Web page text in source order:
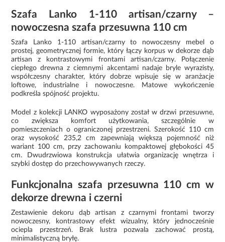
Szafa Lanko 1-110 artisan/czarny –
nowoczesna szafa przesuwna 110 cm
Szafa Lanko 1-110 artisan/czarny to nowoczesny mebel o
prostej, geometrycznej formie, który łączy korpus w dekorze dąb
artisan z kontrastowymi frontami artisan/czarny. Połączenie
ciepłego drewna z ciemnymi akcentami nadaje bryle wyrazisty,
współczesny charakter, który dobrze wpisuje się w aranżacje
loftowe, industrialne i nowoczesne. Matowe wykończenie
podkreśla spójność projektu.
Model z kolekcji LANKO wyposażony został w drzwi przesuwne,
co zwiększa komfort użytkowania, szczególnie w
pomieszczeniach o ograniczonej przestrzeni. Szerokość 110 cm
oraz wysokość 235,2 cm zapewniają większą pojemność niż
wariant 100 cm, przy zachowaniu kompaktowej głębokości 45
cm. Dwudrzwiowa konstrukcja ułatwia organizację wnętrza i
szybki dostęp do przechowywanych rzeczy.
Funkcjonalna szafa przesuwna 110 cm w
dekorze drewna i czerni
Zestawienie dekoru dąb artisan z czarnymi frontami tworzy
nowoczesny, kontrastowy efekt wizualny, który jednocześnie
ociepla przestrzeń. Brak lustra pozwala zachować prostą,
minimalistyczną bryłę.